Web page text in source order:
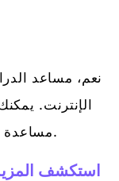
نعم، مساعد
الإنترنت.
مساعدة سريعة وموثوقة في الواجبات المنزلية.
استكشف